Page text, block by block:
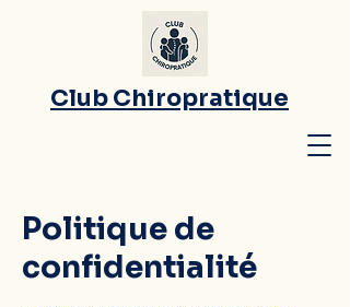
Club Chiropratique
Politique de
confidentialité